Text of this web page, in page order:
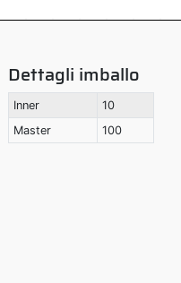
Dettagli imballo
Inner
10
Master
100